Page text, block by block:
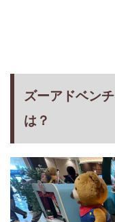
ズーアドベン
は？